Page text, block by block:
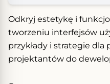
Odkryj estetykę i
tworzeniu interfejsów
przykłady i strategie dla
projektantów do